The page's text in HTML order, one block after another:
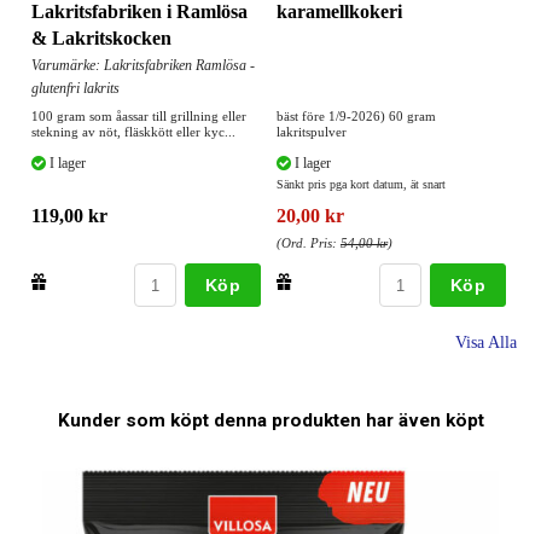
Lakritsfabriken i Ramlösa
& Lakritskocken
Varumärke: Lakritsfabriken Ramlösa -
glutenfri lakrits
100 gram som åassar till grillning eller
stekning av nöt, fläskkött eller kyc...
I lager
119,00 kr
Köp
karamellkokeri
bäst före 1/9-2026) 60 gram
lakritspulver
I lager
Sänkt pris pga kort datum, ät snart
20,00 kr
(Ord. Pris: 54,00 kr)
Köp
Visa Alla
Kunder som köpt denna produkten har även köpt